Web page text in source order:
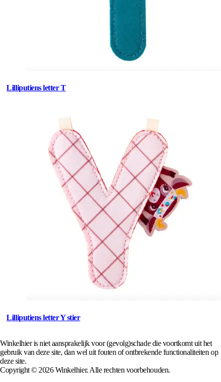
Lilliputiens letter T
Lilliputiens letter Y stier
Winkelhier is niet aansprakelijk voor (gevolg)schade die voortkomt uit het
gebruik van deze site, dan wel uit fouten of ontbrekende functionaliteiten op
deze site.
Copyright © 2026 Winkelhier. Alle rechten voorbehouden.